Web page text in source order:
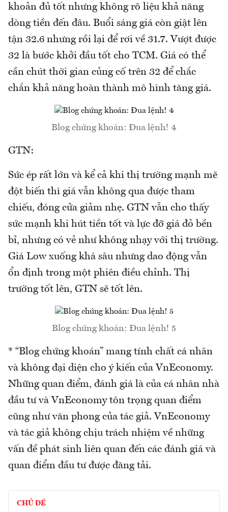
khoản đủ tốt nhưng không rõ liệu khả năng
dòng tiền đến đâu. Buổi sáng giá còn giật lên
tận 32.6 nhưng rồi lại để rơi về 31.7. Vượt được
32 là bước khởi đầu tốt cho TCM. Giá có thể
cần chút thời gian củng cố trên 32 để chắc
chắn khả năng hoàn thành mô hình tăng giá.
Blog chứng khoán: Đua lệnh! 4
GTN:
Sức ép rất lớn và kể cả khi thị trường mạnh mẽ
đột biến thì giá vẫn không qua được tham
chiếu, đóng cửa giảm nhẹ. GTN vẫn cho thấy
sức mạnh khi hút tiền tốt và lực đỡ giá đỏ bền
bỉ, nhưng có vẻ như không nhạy với thị trường.
Giá Low xuống khá sâu nhưng dao động vẫn
ổn định trong một phiên điều chỉnh. Thị
trường tốt lên, GTN sẽ tốt lên.
Blog chứng khoán: Đua lệnh! 5
* “Blog chứng khoán” mang tính chất cá nhân
và không đại diện cho ý kiến của VnEconomy.
Những quan điểm, đánh giá là của cá nhân nhà
đầu tư và VnEconomy tôn trọng quan điểm
cũng như văn phong của tác giả. VnEconomy
và tác giả không chịu trách nhiệm về những
vấn đề phát sinh liên quan đến các đánh giá và
quan điểm đầu tư được đăng tải.
CHỦ ĐỀ